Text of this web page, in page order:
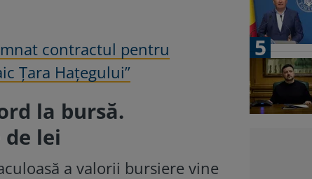
contractul pentru
Ţara Haţegului”
la bursă.
lei
a valorii bursiere vine
5